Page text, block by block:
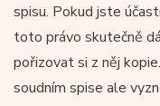
spisu. Pokud jste
toto právo skutečně
pořizovat si z něj
soudním spise ale